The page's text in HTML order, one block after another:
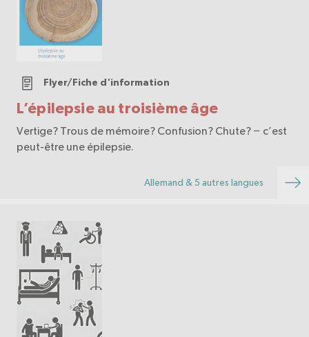
L’épilepsie au troisième âge
Flyer/Fiche d'information
Vertige? Trous de mémoire? Confusion? Chute? − c’est
peut-être une épilepsie.
Allemand & 5 autres langues